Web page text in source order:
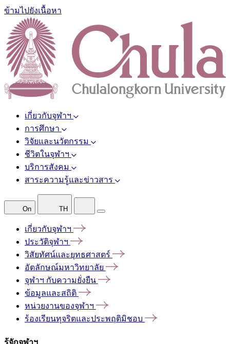
ข้ามไปยังเนื้อหา
เกี่ยวกับจุฬาฯ
การศึกษา
วิจัยและนวัตกรรม
ชีวิตในจุฬาฯ
บริการสังคม
สาระความรู้และข่าวสาร
On TH
เกี่ยวกับจุฬาฯ
ประวัติจุฬาฯ
วิสัยทัศน์และยุทธศาสตร์
อัตลักษณ์มหาวิทยาลัย
จุฬาฯ กับความยั่งยืน
ข้อมูลและสถิติ
หน่วยงานของจุฬาฯ
ร้องเรียนทุจริตและประพฤติมิชอบ
รู้จักจุฬาฯ